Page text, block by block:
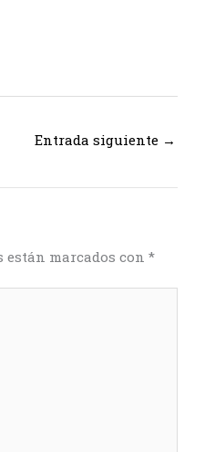
Entrada siguiente →
marcados con *